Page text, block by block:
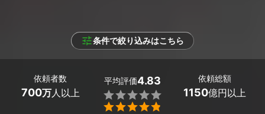
条件で絞り込みはこちら
依頼者数
700万人以上
平均評価4.83


依頼総額
1150億円以上